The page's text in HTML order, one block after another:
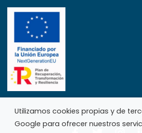
Utilizamos cookies propias y de
Google para ofrecer nuestros